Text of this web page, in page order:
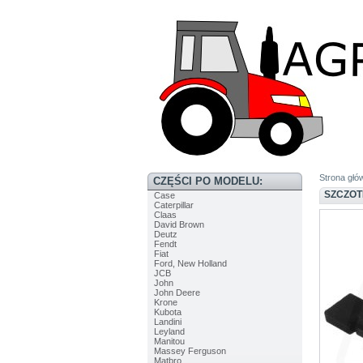
CZĘŚCI PO MODELU:
Case
Caterpillar
Claas
David Brown
Deutz
Fendt
Fiat
Ford, New Holland
JCB
John
John Deere
Krone
Kubota
Landini
Leyland
Manitou
Massey Ferguson
Matbro
Strona